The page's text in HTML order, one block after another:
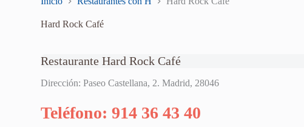
Hard Rock Café
Restaurante Hard Rock Café
Dirección: Paseo Castellana, 2. Madrid, 28046
Teléfono: 914 36 43 40